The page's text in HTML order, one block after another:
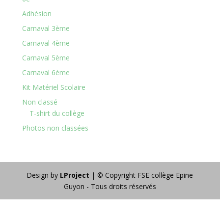
Adhésion
Carnaval 3ème
Carnaval 4ème
Carnaval 5ème
Carnaval 6ème
Kit Matériel Scolaire
Non classé
T-shirt du collège
Photos non classées
Design by LProject | © Copyright FSE collège Epine
Guyon - Tous droits réservés